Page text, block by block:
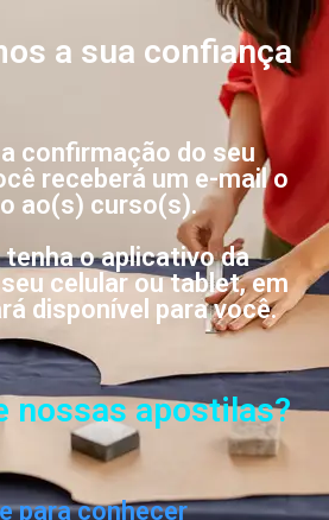
a sua confiança
confirmação do seu
receberá um e-mail o
ao(s) curso(s).
tenha o aplicativo da
celular ou tablet, em
disponível para você.
nossas apostilas?
para conhecer